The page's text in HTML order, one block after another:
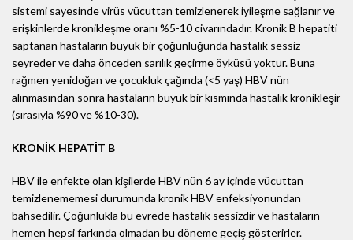
sistemi sayesinde virüs vücuttan temizlenerek iyileşme sağlanır ve
erişkinlerde kronikleşme oranı %5-10 civarındadır. Kronik B hepatiti
saptanan hastaların büyük bir çoğunluğunda hastalık sessiz
seyreder ve daha önceden sarılık geçirme öyküsü yoktur. Buna
rağmen yenidoğan ve çocukluk çağında (<5 yaş) HBV nün
alınmasından sonra hastaların büyük bir kısmında hastalık kronikleşir
(sırasıyla %90 ve %10-30).
KRONİK HEPATİT B
HBV ile enfekte olan kişilerde HBV nün 6 ay içinde vücuttan
temizlenememesi durumunda kronik HBV enfeksiyonundan
bahsedilir. Çoğunlukla bu evrede hastalık sessizdir ve hastaların
hemen hepsi farkında olmadan bu döneme geçiş gösterirler.